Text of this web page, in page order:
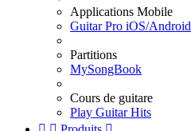
Applications Mobile
Guitar Pro iOS/Android
Partitions
MySongBook
Cours de guitare
Play Guitar Hits